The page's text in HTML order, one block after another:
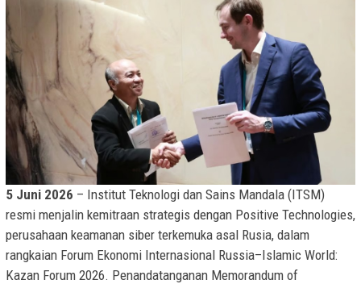
5 Juni 2026 – Institut Teknologi dan Sains Mandala (ITSM)
resmi menjalin kemitraan strategis dengan Positive Technologies,
perusahaan keamanan siber terkemuka asal Rusia, dalam
rangkaian Forum Ekonomi Internasional Russia–Islamic World:
Kazan Forum 2026. Penandatanganan Memorandum of